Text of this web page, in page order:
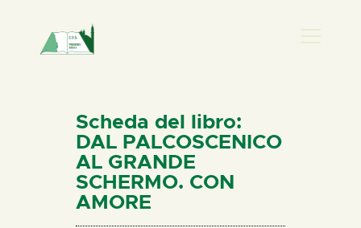
HOME
CHI SIAMO
NEWS
PERCORSI
BIBLIOTECA
Scheda del libro:
DAL PALCOSCENICO
AL GRANDE
SCHERMO. CON
AMORE